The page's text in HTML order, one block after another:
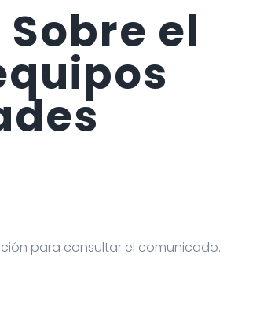
el
para consultar el comunicado.